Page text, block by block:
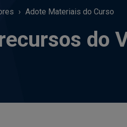
Adote Materiais do Curso
do